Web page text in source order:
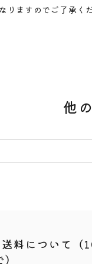
ますのでご了承くだ
他
料について（